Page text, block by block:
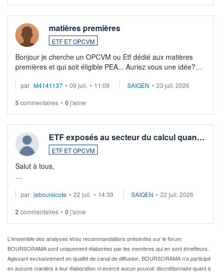
matières premières
ETF ET OPCVM
Bonjour je cherche un OPCVM ou Etf dédié aux matières
premières et qui soit éligible PEA... Auriez vous une idée?
par M4141137 • 09 juil. • 11:09 SAIQEN • 23 juil. 2026
5 commentaires • 0j'aime
ETF exposés au secteur du calcul quan…
ETF ET OPCVM
Salut à tous,
via un ETF plutôt que des actions individuelles.
Idéalement, je voudrais qu'il soit éligible au PEA.
Pour l' ...
par jeboursicote • 22 juil. • 14:39 SAIQEN • 22 juil. 2026
2 commentaires • 0j'aime
L'ensemble des analyses et/ou recommandations présentes sur le forum
BOURSORAMA sont uniquement élaborées par les membres qui en sont émetteurs.
Agissant exclusivement en qualité de canal de diffusion, BOURSORAMA n'a participé
en aucune manière à leur élaboration ni exercé aucun pouvoir discrétionnaire quant à